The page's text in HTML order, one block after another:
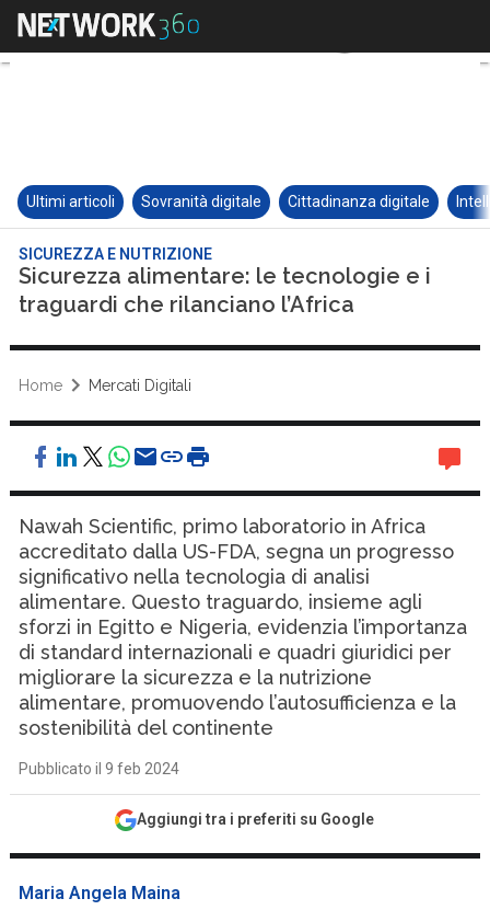
Ultimi articoli Sovranità digitale Cittadinanza digitale
SICUREZZA E NUTRIZIONE
Sicurezza alimentare: le tecnologie e i
traguardi che rilanciano l’Africa
Home Mercati Digitali
Nawah Scientific, primo laboratorio in Africa
accreditato dalla US-FDA, segna un progresso
significativo nella tecnologia di analisi
alimentare. Questo traguardo, insieme agli
sforzi in Egitto e Nigeria, evidenzia l’importanza
di standard internazionali e quadri giuridici per
migliorare la sicurezza e la nutrizione
alimentare, promuovendo l’autosufficienza e la
sostenibilità del continente
Pubblicato il 9 feb 2024
Aggiungi tra i preferiti su Google
Maria Angela Maina